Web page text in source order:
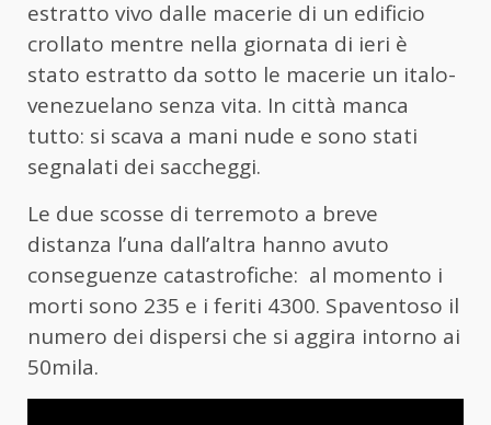
estratto vivo dalle macerie di un edificio
crollato mentre nella giornata di ieri è
stato estratto da sotto le macerie un italo-
venezuelano senza vita. In città manca
tutto: si scava a mani nude e sono stati
segnalati dei saccheggi.
Le due scosse di terremoto a breve
distanza l’una dall’altra hanno avuto
conseguenze catastrofiche: al momento i
morti sono 235 e i feriti 4300. Spaventoso il
numero dei dispersi che si aggira intorno ai
50mila.